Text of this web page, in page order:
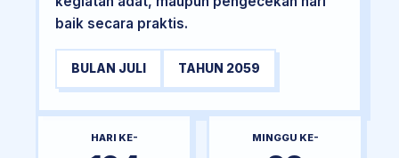
baik secara praktis.
BULAN JULI TAHUN 2059
HARI KE- MINGGU KE-